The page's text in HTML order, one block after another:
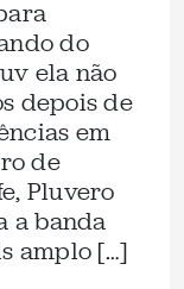
do
ela não
depois de
em
de
Pluvero
a banda
amplo […]